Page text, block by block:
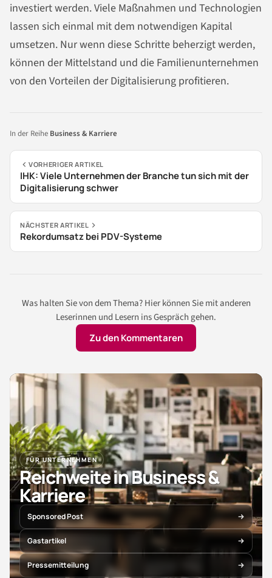
investiert werden. Viele Maßnahmen und Technologien
lassen sich einmal mit dem notwendigen Kapital
umsetzen. Nur wenn diese Schritte beherzigt werden,
können der Mittelstand und die Familienunternehmen
von den Vorteilen der Digitalisierung profitieren.
In der Reihe Business & Karriere
VORHERIGER ARTIKEL
IHK: Viele Unternehmen der Branche tun sich mit der
Digitalisierung schwer
NÄCHSTER ARTIKEL
Rekordumsatz bei PDV-Systeme
Was halten Sie von dem Thema? Hier können Sie mit anderen
Leserinnen und Lesern ins Gespräch gehen.
Zu den Kommentaren
FÜR UNTERNEHMEN
Reichweite in Business &
Karriere
Sponsored Post
Gastartikel
Pressemitteilung